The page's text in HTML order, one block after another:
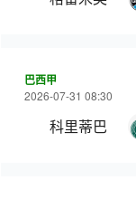
巴西甲
2026-07-31 08:30
科里蒂巴